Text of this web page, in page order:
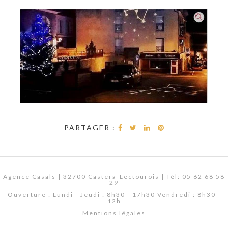
PARTAGER :
Agence Casals | 32700 Castera-Lectourois | Tél: 05 62 68 58
29
Ouverture : Lundi - Jeudi : 8h30 - 17h30 Vendredi : 8h30 -
12h
Mentions légales